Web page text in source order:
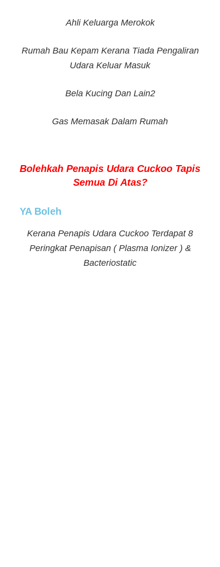
Ahli Keluarga Merokok
Rumah Bau Kepam Kerana Tiada Pengaliran
Udara Keluar Masuk
Bela Kucing Dan Lain2
Gas Memasak Dalam Rumah
Bolehkah Penapis Udara Cuckoo Tapis
Semua Di Atas?
YA Boleh
Kerana Penapis Udara Cuckoo Terdapat 8
Peringkat Penapisan ( Plasma Ionizer ) &
Bacteriostatic